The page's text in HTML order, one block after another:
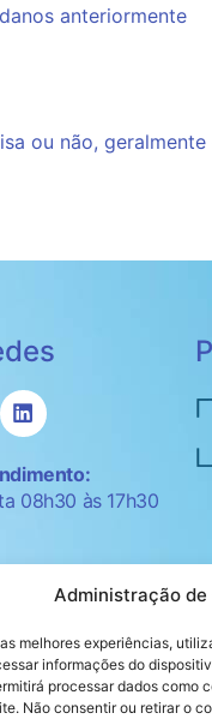
Administração de
melhores experiências,
informações do
processar dados como
Não consentir ou retirar o
anteriormente
ou não, geralmente
08h30 às 17h30